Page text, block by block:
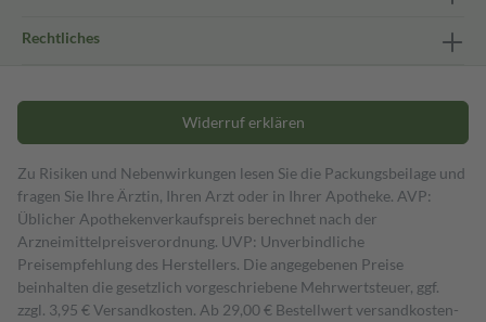
Rechtliches
Widerruf erklären
Zu Risiken und Nebenwirkungen lesen Sie die Packungsbeilage und
fragen Sie Ihre Ärztin, Ihren Arzt oder in Ihrer Apotheke. AVP:
Üblicher Apothekenverkaufspreis berechnet nach der
Arzneimittelpreisverordnung. UVP: Unverbindliche
Preisempfehlung des Herstellers. Die angegebenen Preise
beinhalten die gesetzlich vorgeschriebene Mehrwertsteuer, ggf.
zzgl. 3,95 € Versandkosten. Ab 29,00 € Bestell­wert versand­kosten­